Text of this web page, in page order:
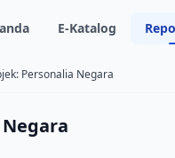
E-Katalog
Personalia Negara